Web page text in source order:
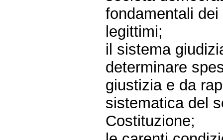
fondamentali
legittimi;
il sistema
determinare
giustizia e da
sistematica del
Costituzione;